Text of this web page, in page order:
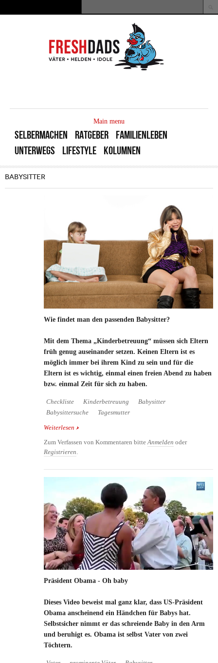
Suchformular
Main menu
SELBERMACHEN RATGEBER
FAMILIENLEBEN
UNTERWEGS
LIFESTYLE KOLUMNEN
BABYSITTER
Wie findet man den passenden Babysitter?
Mit dem Thema „Kinderbetreuung“ müssen sich Eltern
früh genug auseinander setzen. Keinen Eltern ist es
möglich immer bei ihrem Kind zu sein und für die
Eltern ist es wichtig, einmal einen freien Abend zu haben
bzw. einmal Zeit für sich zu haben.
Checkliste Kinderbetreuung
Babysitter
Babysittersuche
Tagesmutter
Weiterlesen über Wie findet man den passenden Babysitter?
Zum Verfassen von Kommentaren bitteAnmelden oder
Registrieren.
Präsident Obama - Oh baby
Dieses Video beweist mal ganz klar, dass US-Präsident
Obama anscheinend ein Händchen für Babys hat.
Selbstsicher nimmt er das schreiende Baby in den Arm
und beruhigt es. Obama ist selbst Vater von zwei
Töchtern.